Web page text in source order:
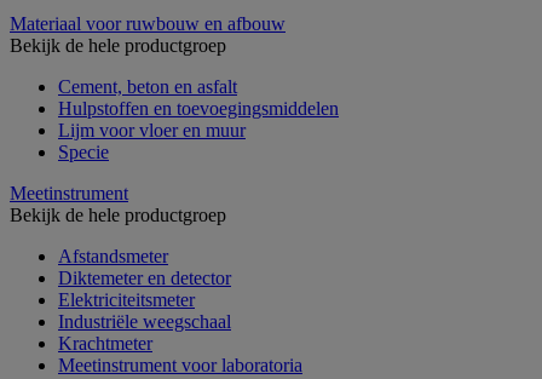
Materiaal voor ruwbouw en afbouw
Bekijk de hele productgroep
Cement, beton en asfalt
Hulpstoffen en toevoegingsmiddelen
Lijm voor vloer en muur
Specie
Meetinstrument
Bekijk de hele productgroep
Afstandsmeter
Diktemeter en detector
Elektriciteitsmeter
Industriële weegschaal
Krachtmeter
Meetinstrument voor laboratoria